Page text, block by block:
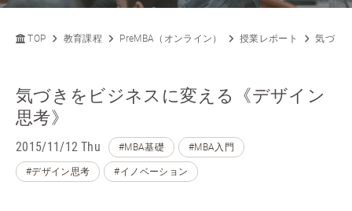
TOP 教育課程 PreMBA（オンライン） 授業レポート 気づき
気づきをビジネスに変える《デザイン
思考》
2015/11/12 Thu #MBA基礎 #MBA入門
#デザイン思考 #イノベーション